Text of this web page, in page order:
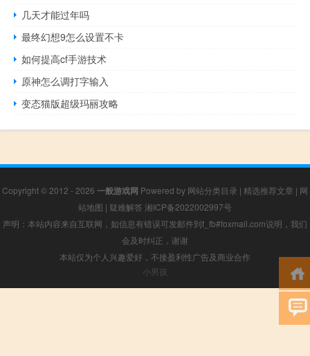
几天才能过年吗
最终幻想9怎么设置不卡
如何提高cf手游技术
原神怎么调打字输入
变态猫版超级玛丽攻略
Copyright © 2012 - 2026 一般游戏网 Powered by 网站分类目录 | 精选推荐文章 | 网
站地图 | 疑难解答 湘ICP备2022002997号
声明：本站内容来自互联网，如信息有错误可发邮件到f_fb#foxmail.com说明，我们
会及时纠正，谢谢
本站仅为个人兴趣爱好，不接盈利性广告及商业合作
小男孩